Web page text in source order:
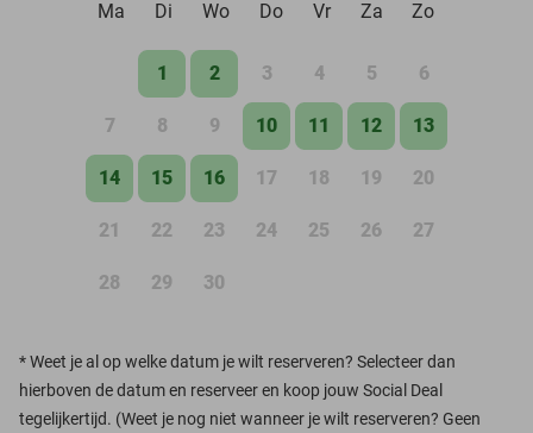
Ma Di Wo Do Vr Za Zo
1 2 3 4 5 6
7 8 9 10 11 12 13
14 15 16 17 18 19 20
21 22 23 24 25 26 27
28 29 30
*Weet je al op welke datum je wilt reserveren? Selecteer dan
hierboven de datum en reserveer en koop jouw Social Deal
tegelijkertijd. (Weet je nog niet wanneer je wilt reserveren? Geen